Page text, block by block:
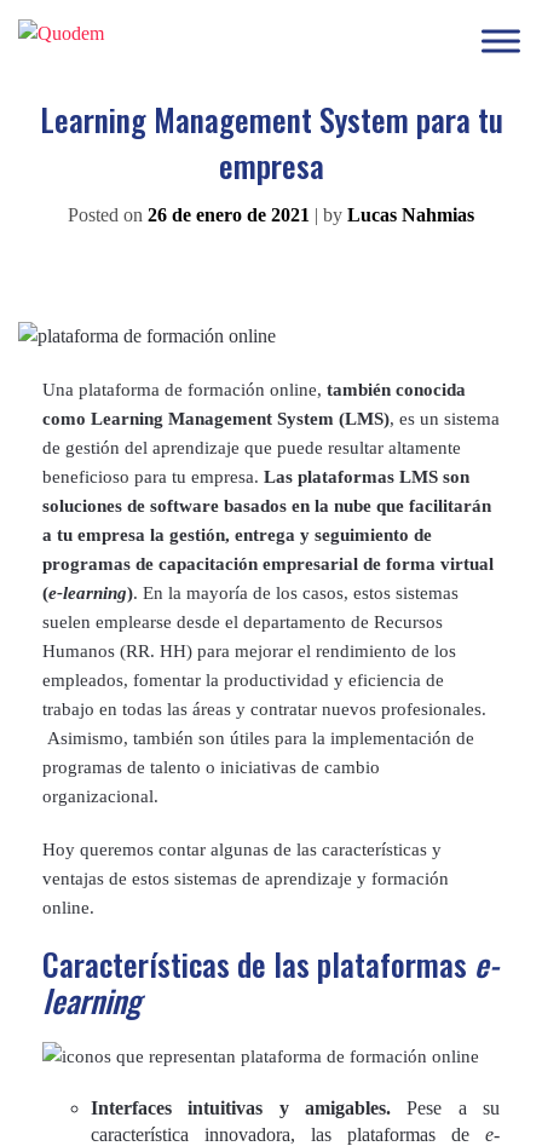
Learning Management System para tu
empresa
Posted on 26 de enero de 2021 | by Lucas Nahmias
Una plataforma de formación online, también conocida
como Learning Management System (LMS), es un sistema
de gestión del aprendizaje que puede resultar altamente
beneficioso para tu empresa. Las plataformas LMS son
soluciones de software basados en la nube que facilitarán
a tu empresa la gestión, entrega y seguimiento de
programas de capacitación empresarial de forma virtual
(e-learning). En la mayoría de los casos, estos sistemas
suelen emplearse desde el departamento de Recursos
Humanos (RR. HH) para mejorar el rendimiento de los
empleados, fomentar la productividad y eficiencia de
trabajo en todas las áreas y contratar nuevos profesionales.
Asimismo, también son útiles para la implementación de
programas de talento o iniciativas de cambio
organizacional.
Hoy queremos contar algunas de las características y
ventajas de estos sistemas de aprendizaje y formación
online.
Características de las plataformas e-
learning
Interfaces intuitivas y amigables. Pese a su
característica innovadora, las plataformas de e-